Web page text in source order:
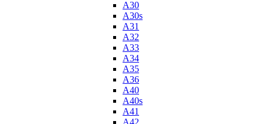
A30
A30s
A31
A32
A33
A34
A35
A36
A40
A40s
A41
A42